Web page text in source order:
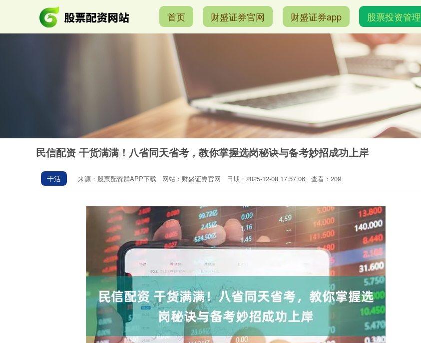
首页 财盛证券官网 财盛证券app 股票投资管理
民信配资 干货满满！八省同天省考，教你掌握选岗秘诀与备考妙招成功上岸
干活 来源：股票配资群APP下载 网站：财盛证券官网 日期：2025-12-08 17:57:06 查看：209